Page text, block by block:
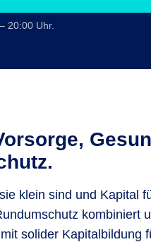
20:00 Uhr.
klein sind und Kapital
kombiniert
solider Kapitalbildung